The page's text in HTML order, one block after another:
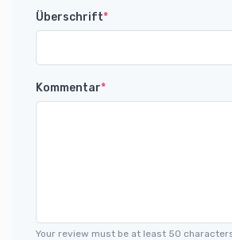
Überschrift*
Kommentar*
Your review must be at least 50